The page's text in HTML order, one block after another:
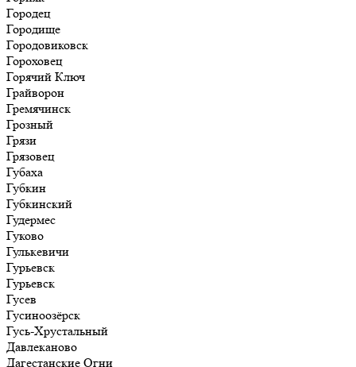
Городец
Городище
Городовиковск
Гороховец
Горячий Ключ
Грайворон
Гремячинск
Грозный
Грязи
Грязовец
Губаха
Губкин
Губкинский
Гудермес
Гуково
Гулькевичи
Гурьевск
Гурьевск
Гусев
Гусиноозёрск
Гусь-Хрустальный
Давлеканово
Дагестанские Огни